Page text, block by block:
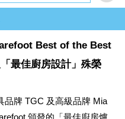
Best of the Best
最佳廚房設計」殊榮
品牌 TGC 及高級品牌 Mia
頒發的「最佳廚房爐